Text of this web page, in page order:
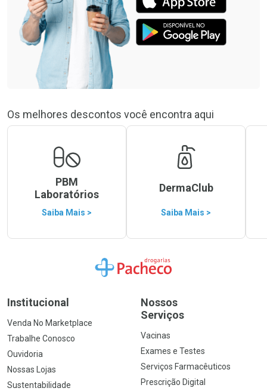
Os melhores descontos você encontra aqui
PBM
Laboratórios
Saiba Mais >
DermaClub
Saiba Mais >
Ir para a Home
Institucional
Venda No Marketplace
Trabalhe Conosco
Ouvidoria
Nossas Lojas
Sustentabilidade
Nossos
Serviços
Vacinas
Exames e Testes
Serviços Farmacêuticos
Prescrição Digital